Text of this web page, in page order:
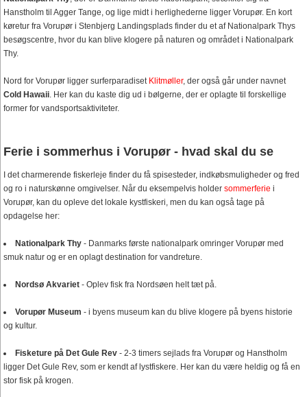
Hanstholm til Agger Tange, og lige midt i herlighederne ligger Vorupør. En kort
køretur fra Vorupør i Stenbjerg Landingsplads finder du et af Nationalpark Thys
besøgscentre, hvor du kan blive klogere på naturen og området i Nationalpark
Thy.
Nord for Vorupør ligger surferparadiset Klitmøller, der også går under navnet
Cold Hawaii. Her kan du kaste dig ud i bølgerne, der er oplagte til forskellige
former for vandsportsaktiviteter.
Ferie i sommerhus i Vorupør - hvad skal du se
I det charmerende fiskerleje finder du få spisesteder, indkøbsmuligheder og fred
og ro i naturskønne omgivelser. Når du eksempelvis holder sommerferie i
Vorupør, kan du opleve det lokale kystfiskeri, men du kan også tage på
opdagelse her:
Nationalpark Thy - Danmarks første nationalpark omringer Vorupør med
smuk natur og er en oplagt destination for vandreture.
Nordsø Akvariet - Oplev fisk fra Nordsøen helt tæt på.
Vorupør Museum - i byens museum kan du blive klogere på byens historie
og kultur.
Fisketure på Det Gule Rev - 2-3 timers sejlads fra Vorupør og Hanstholm
ligger Det Gule Rev, som er kendt af lystfiskere. Her kan du være heldig og få en
stor fisk på krogen.